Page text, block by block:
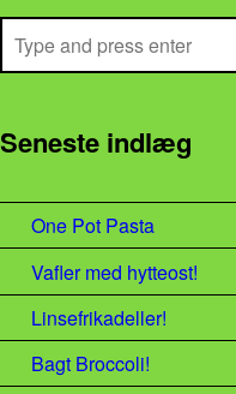
Search
Seneste indlæg
One Pot Pasta
Vafler med hytteost!
Linsefrikadeller!
Bagt Broccoli!